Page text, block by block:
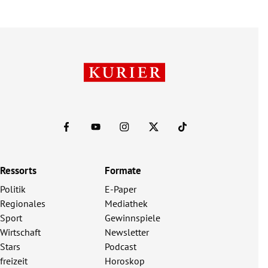
Ressorts
Politik
Regionales
Sport
Wirtschaft
Stars
freizeit
Formate
E-Paper
Mediathek
Gewinnspiele
Newsletter
Podcast
Horoskop